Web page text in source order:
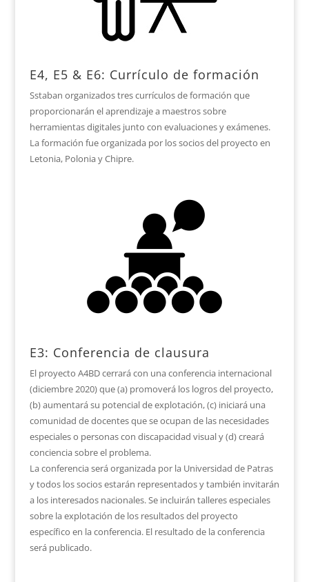
E4, E5 & E6: Currículo de formación
Sstaban organizados tres currículos de formación que
proporcionarán el aprendizaje a maestros sobre
herramientas digitales junto con evaluaciones y exámenes.
La formación fue organizada por los socios del proyecto en
Letonia, Polonia y Chipre.
E3: Conferencia de clausura
El proyecto A4BD cerrará con una conferencia internacional
(diciembre 2020) que (a) promoverá los logros del proyecto,
(b) aumentará su potencial de explotación, (c) iniciará una
comunidad de docentes que se ocupan de las necesidades
especiales o personas con discapacidad visual y (d) creará
conciencia sobre el problema.
La conferencia será organizada por la Universidad de Patras
y todos los socios estarán representados y también invitarán
a los interesados nacionales. Se incluirán talleres especiales
sobre la explotación de los resultados del proyecto
específico en la conferencia. El resultado de la conferencia
será publicado.